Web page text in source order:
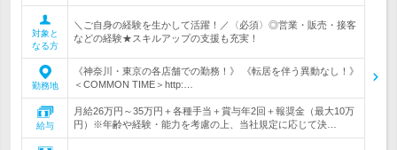
対象と
なる方
＼ご自身の経験を生かして活躍！／〈必須〉◎営業・販売・接客
などの経験★スキルアップの支援も充実！
勤務地
《神奈川・東京の各店舗での勤務！》 《転居を伴う異動なし！》
＜COMMON TIME＞http:…
給与
月給26万円～35万円＋各種手当＋賞与年2回＋報奨金（最大10万
円）※年齢や経験・能力を考慮の上、当社規定に応じて決…